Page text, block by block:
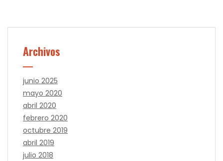
Archivos
junio 2025
mayo 2020
abril 2020
febrero 2020
octubre 2019
abril 2019
julio 2018